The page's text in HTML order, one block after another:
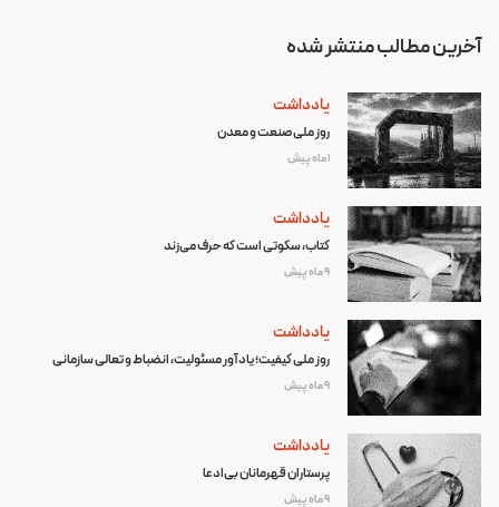
آخرین مطالب منتشر شده
یادداشت
روز ملی صنعت و معدن
1 ماه پیش
یادداشت
کتاب، سکوتی است که حرف می‌زند
9 ماه پیش
یادداشت
روز ملی کیفیت؛ یادآور مسئولیت، انضباط و تعالی سازمانی
9 ماه پیش
یادداشت
پرستاران قهرمانان بی‌ادعا
9 ماه پیش